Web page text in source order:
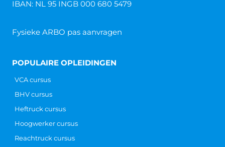
IBAN: NL 95 INGB 000 680 5479
Fysieke ARBO pas aanvragen
POPULAIRE OPLEIDINGEN
VCA cursus
BHV cursus
Heftruck cursus
Hoogwerker cursus
Reachtruck cursus